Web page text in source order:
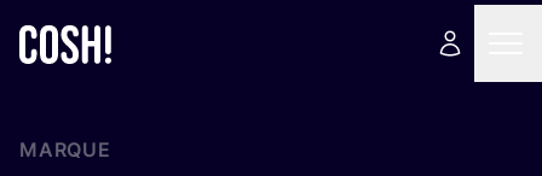
MARQUE